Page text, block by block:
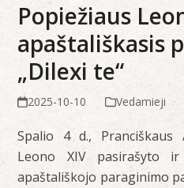
Popiežiaus
apaštališkasis
„Dilexi te“
2025-10-10 Vedamieji
Spalio 4 d., Pranciškaus
Leono XIV pasirašyto
apaštališkojo paraginimo